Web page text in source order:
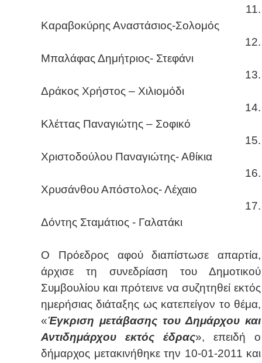
11.
Καραβοκύρης Αναστάσιος-Σολομός
12.
Μπαλάφας Δημήτριος- Στεφάνι
13.
Δράκος Χρήστος – Χιλιομόδι
14.
Κλέττας Παναγιώτης – Σοφικό
15.
Χριστοδούλου Παναγιώτης- Αθίκια
16.
Χρυσάνθου Απόστολος- Λέχαιο
17.
Δόντης Σταμάτιος - Γαλατάκι
Ο Πρόεδρος αφού διαπίστωσε απαρτία,
άρχισε τη συνεδρίαση του Δημοτικού
Συμβουλίου και πρότεινε να συζητηθεί εκτός
ημερήσιας διάταξης ως κατεπείγον το θέμα,
«Έγκριση μετάβασης του Δημάρχου και
Αντιδημάρχου εκτός έδρας», επειδή ο
δήμαρχος μετακινήθηκε την 10-01-2011 και